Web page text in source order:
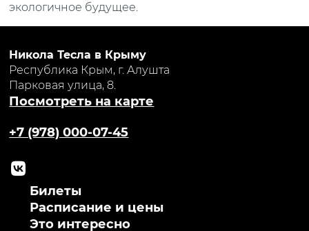
экологичное будущее.
Никола Тесла в Крыму
Республика Крым, г. Алушта
Парковая улица, 8.
Посмотреть на карте
+7 (978) 000-07-45
Билеты
Расписание и цены
Это интересно